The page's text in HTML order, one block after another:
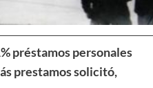
préstamos personales
prestamos solicitó,